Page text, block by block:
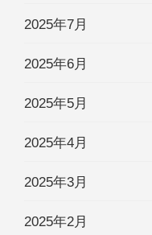
2025年7月
2025年6月
2025年5月
2025年4月
2025年3月
2025年2月